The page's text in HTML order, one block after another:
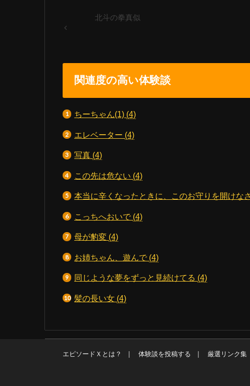
北斗の拳真似
関連度の高い体験談
ちーちゃん(1) (4)
エレベーター (4)
写真 (4)
この先は危ない (4)
本当に辛くなったときに、このお守りを開けな
こっちへおいで (4)
母が豹変 (4)
お姉ちゃん、遊んで (4)
同じような夢をずっと見続けてる (4)
髪の長い女 (4)
エピソードＸとは？ 体験談を投稿する 厳選リンク集